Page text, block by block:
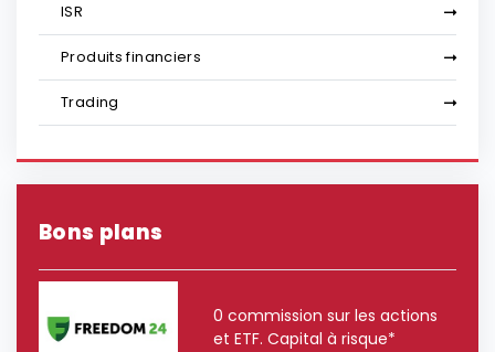
ISR
Produits financiers
Trading
Bons plans
0 commission sur les actions
et ETF. Capital à risque*